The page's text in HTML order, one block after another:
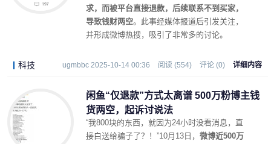
求，而被平台直接退款，后续联系不到买家，
导致钱财两空。此事经媒体报道后引发关注，
并形成微博热搜，吸引了非常多的讨论。
科技 ugmbbc 2025-10-14 00:36 阅读 (554) 评论 (0) 详细内容
闲鱼“仅退款”方式太离谱 500万粉博主钱
货两空，起诉讨说法
“我800块的东西，就因为24小时没看消息，直
接白送给骗子了？！”10月13日， 微博近500万